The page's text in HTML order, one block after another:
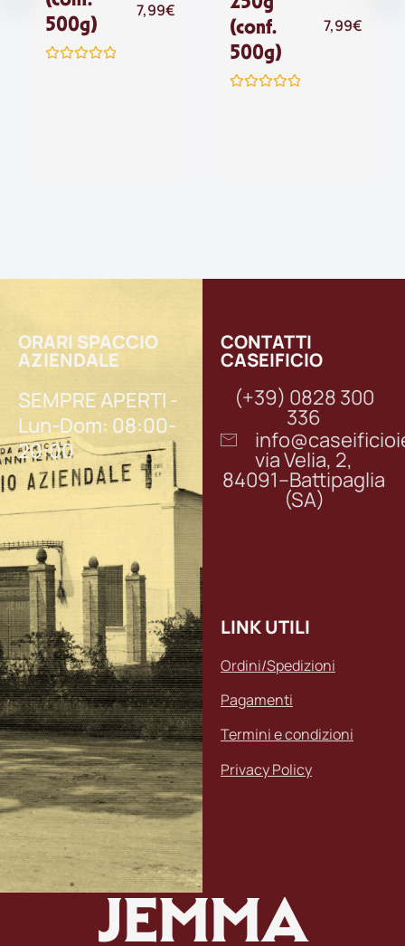
500g)
7,99€
(conf.
500g)
7,99€
SEMPRE APERTI -
Lun-Dom: 08:00-
20:00
ORARI SPACCIO
AZIENDALE
LINK UTILI
Ordini/Spedizioni
Pagamenti
Termini e condizioni
Privacy Policy
(+39) 0828 300
336
via Velia, 2,
84091–Battipaglia
(SA)
CONTATTI
CASEIFICIO
JEMMA